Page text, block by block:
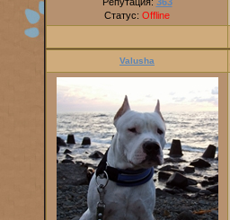
Статус: Offline
Valusha